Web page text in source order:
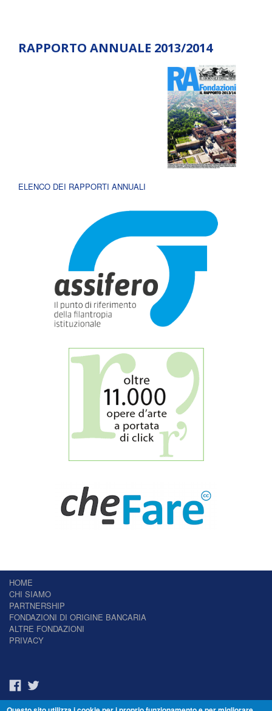
RAPPORTO ANNUALE 2013/2014
ELENCO DEI RAPPORTI ANNUALI
HOME
CHI SIAMO
PARTNERSHIP
FONDAZIONI DI ORIGINE BANCARIA
ALTRE FONDAZIONI
PRIVACY